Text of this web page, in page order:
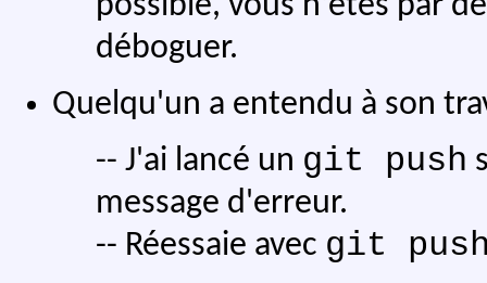
déboguer.
Quelqu'un a entendu à son
-- J'ai lancé un git push
message d'erreur.
-- Réessaie avec git